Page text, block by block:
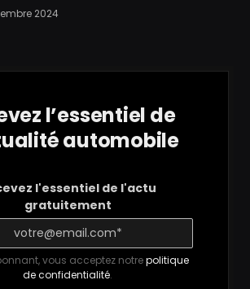
2024
l’essentiel de
automobile
l'essentiel de l'actu
gratuitement
vous acceptez notrepolitique
de confidentialité.